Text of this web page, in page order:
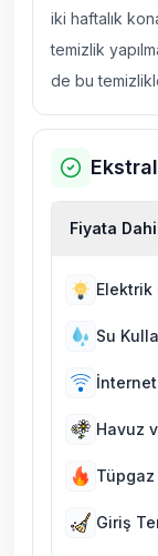
iki haftalık
temizlik
de bu
Fiyata
Elektrik
Su
İnternet
Havuz
Tüpgaz
Giriş